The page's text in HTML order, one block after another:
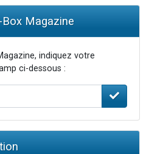
Magazine
indiquez votre
ci-dessous :